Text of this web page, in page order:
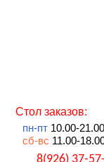
Стол заказов:
пн-пт 10.00-21.00
сб-вс 11.00-